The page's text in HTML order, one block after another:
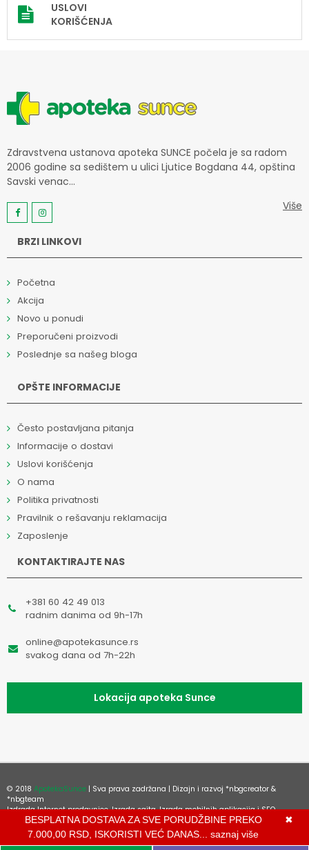
USLOVI
KORIŠĆENJA
Zdravstvena ustanova apoteka SUNCE počela je sa radom
2006 godine sa sedištem u ulici Ljutice Bogdana 44, opština
Savski venac...
Više
BRZI LINKOVI
Početna
Akcija
Novo u ponudi
Preporučeni proizvodi
Poslednje sa našeg bloga
OPŠTE INFORMACIJE
Često postavljana pitanja
Informacije o dostavi
Uslovi korišćenja
O nama
Politika privatnosti
Pravilnik o rešavanju reklamacija
Zaposlenje
KONTAKTIRAJTE NAS
+381 60 42 49 013
radnim danima od 9h-17h
online@apotekasunce.rs
svakog dana od 7h-22h
Lokacija apoteka Sunce
© 2018 ApotekaSunce | Sva prava zadržana | Dizajn i razvoj *nbgcreator &
*nbgteam
Izdrada Internet prodavnice,Izrada sajta,Izrada mobilnih aplikacijaiSEO
optimizacija sajta
✖
BESPLATNA DOSTAVA ZA SVE PORUDŽBINE PREKO
7.000,00 RSD, ISKORISTI VEĆ DANAS... saznaj više